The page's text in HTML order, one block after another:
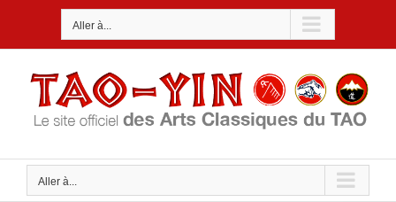
Aller à...
Aller à...